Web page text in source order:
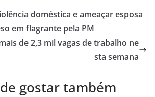
doméstica e ameaçar esposa
em flagrante pela PM
de 2,3 mil vagas de trabalho ne
sta semana
gostar também